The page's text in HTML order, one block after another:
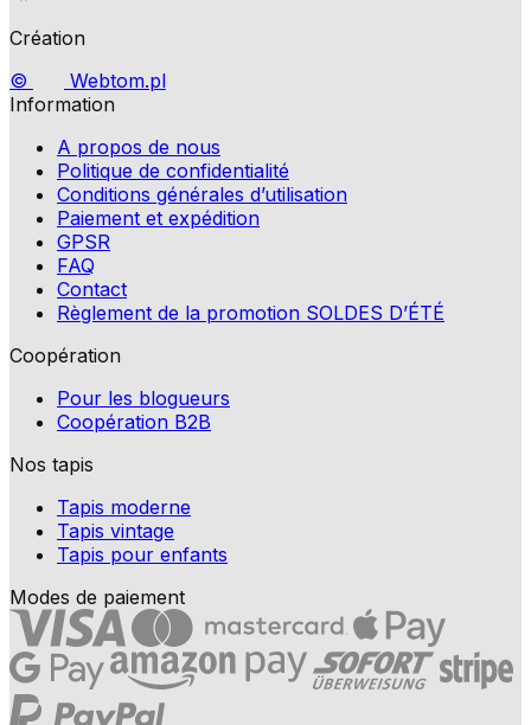
Création
©
Webtom.pl
Information
A propos de nous
Politique de confidentialité
Conditions générales d’utilisation
Paiement et expédition
GPSR
FAQ
Contact
Règlement de la promotion SOLDES D’ÉTÉ
Coopération
Pour les blogueurs
Coopération B2B
Nos tapis
Tapis moderne
Tapis vintage
Tapis pour enfants
Modes de paiement